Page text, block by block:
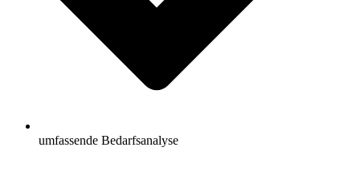
umfassende Bedarfsanalyse